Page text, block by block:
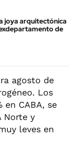
joya arquitectónica
de
agosto de
Los
en CABA, se
Norte y
leves en